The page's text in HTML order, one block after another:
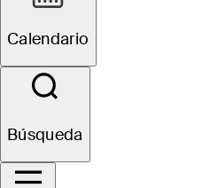
Calendario
Búsqueda